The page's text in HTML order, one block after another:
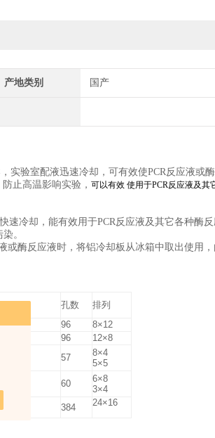
产地类别 国产
实验室配液迅速冷却，可有效使PCR反应液或
止高温影响实验， 可以有效 使用于PCR反应液及其
冷却，能有效用于PCR反应液及其它各种酶
。
或酶反应液时，将铝冷却板从冰箱中取出使用
孔数
排列
96
8×12
96
12×8
57
8×4
5×5
60
6×8
3×4
384 24×16